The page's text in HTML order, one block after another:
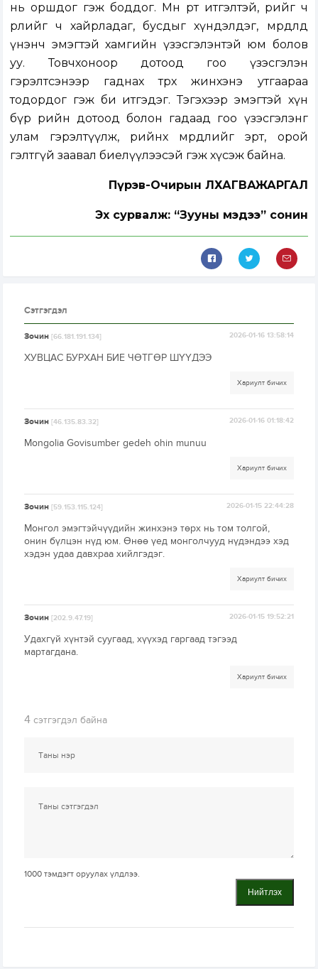
нь оршдог гэж боддог. Мөн өөртөө итгэлтэй, өөрийгөө ч
өрөөлийг ч хайрладаг, бусдыг хүндэлдэг, мөрөөдөлдөө
үнэнч эмэгтэй хамгийн үзэсгэлэнтэй юм болов
уу. Товчхоноор дотоод гоо үзэсгэлэн
гэрэлтсэнээр гаднах төрх жинхэнэ утгаараа
тодордог гэж би итгэдэг. Тэгэхээр эмэгтэй хүн
бүр өөрийн дотоод болон гадаад гоо үзэсгэлэнг
улам гэрэлтүүлж, өөрийнхөө мөрөөдлийг эрт, орой
гэлтгүй заавал биелүүлээсэй гэж хүсэж байна.
Пүрэв-Очирын ЛХАГВАЖАРГАЛ
Эх сурвалж: “Зууны мэдээ” сонин
Сэтгэгдэл
Зочин[66.181.191.134] 2026-01-16 13:58:14
ХУВЦАС БУРХАН БИЕ ЧӨТГӨР ШҮҮДЭЭ
Хариулт бичих
Зочин[46.135.83.32] 2026-01-16 01:18:42
Mongolia Govisumber gedeh ohin munuu
Хариулт бичих
Зочин[59.153.115.124] 2026-01-15 22:44:28
Монгол эмэгтэйчүүдийн жинхэнэ төрх нь том толгой,
онин бүлцэн нүд юм. Өнөө үед монголчууд нүдэндээ хэд
хэдэн удаа давхраа хийлгэдэг.
Хариулт бичих
Зочин[202.9.47.19] 2026-01-15 19:52:21
Удахгүй хүнтэй суугаад, хүүхэд гаргаад тэгээд
мартагдана.
Хариулт бичих
4 сэтгэгдэл байна
1000 тэмдэгт оруулах үлдлээ.
Нийтлэх